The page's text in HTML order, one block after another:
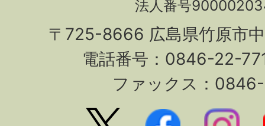
法人番号
〒725-8666 広島県竹原市
電話番号：0846-22-
ファックス：